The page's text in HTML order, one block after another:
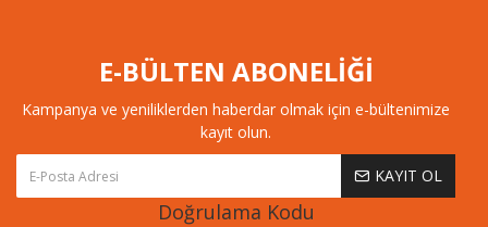
E-BÜLTEN ABONELİĞİ
Kampanya ve yeniliklerden haberdar olmak için e-bültenimize
kayıt olun.
KAYIT OL
Doğrulama Kodu